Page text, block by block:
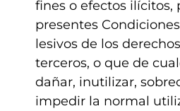
fines o efectos ilícitos,
presentes
lesivos de los
terceros, o que de
dañar, inutilizar,
impedir la normal